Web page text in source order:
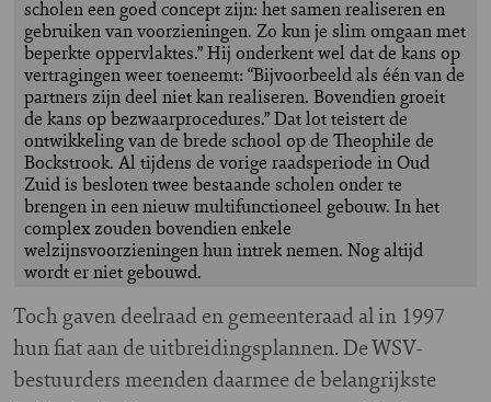
scholen een goed concept zijn: het samen realiseren en
gebruiken van voorzieningen. Zo kun je slim omgaan met
beperkte oppervlaktes.” Hij onderkent wel dat de kans op
vertragingen weer toeneemt: “Bijvoorbeeld als één van de
partners zijn deel niet kan realiseren. Bovendien groeit
de kans op bezwaarprocedures.” Dat lot teistert de
ontwikkeling van de brede school op de Theophile de
Bockstrook. Al tijdens de vorige raadsperiode in Oud
Zuid is besloten twee bestaande scholen onder te
brengen in een nieuw multifunctioneel gebouw. In het
complex zouden bovendien enkele
welzijnsvoorzieningen hun intrek nemen. Nog altijd
wordt er niet gebouwd.
Toch gaven deelraad en gemeenteraad al in 1997
hun fiat aan de uitbreidingsplannen. De WSV-
bestuurders meenden daarmee de belangrijkste